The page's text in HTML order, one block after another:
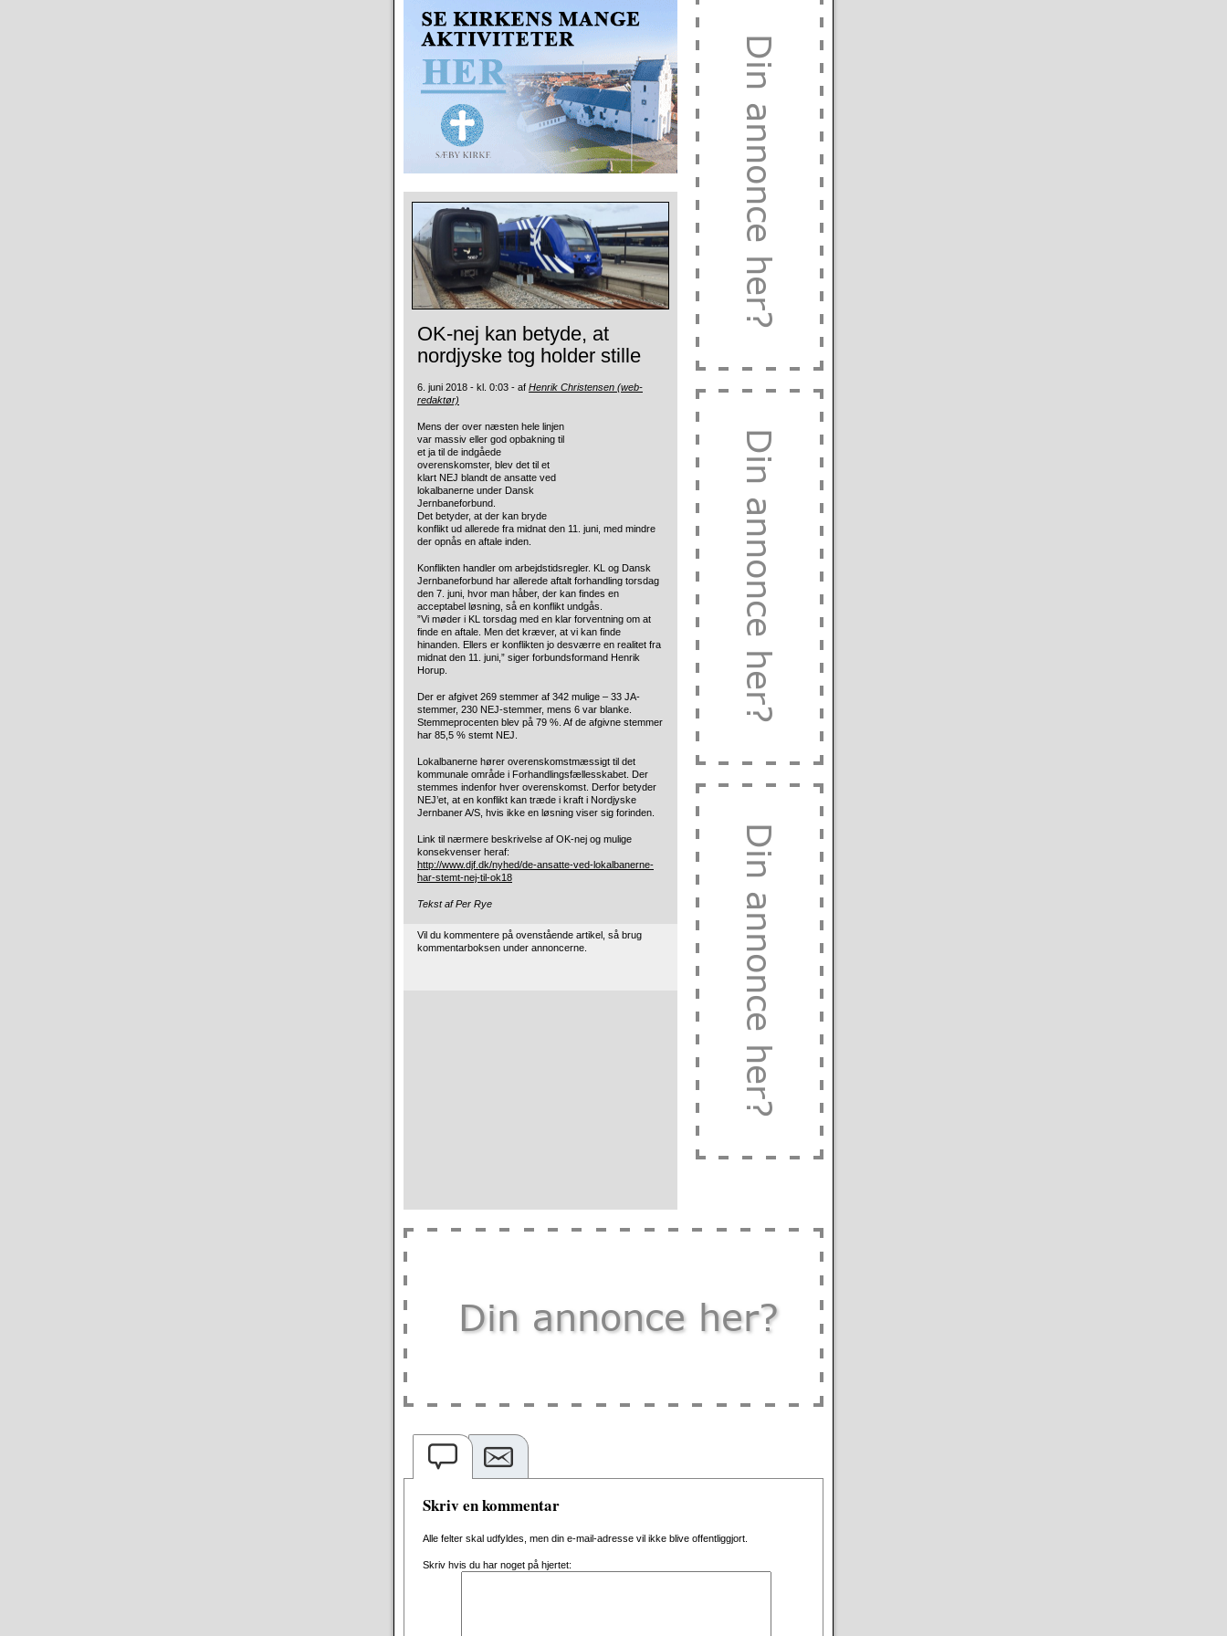
OK-nej kan betyde, at
nordjyske tog holder stille
6. juni 2018 - kl. 0:03 - af Henrik Christensen (web-
redaktør)
Mens der over næsten hele linjen
var massiv eller god opbakning til
et ja til de indgåede
overenskomster, blev det til et
klart NEJ blandt de ansatte ved
lokalbanerne under Dansk
Jernbaneforbund.
Det betyder, at der kan bryde
konflikt ud allerede fra midnat den 11. juni, med mindre
der opnås en aftale inden.
Konflikten handler om arbejdstidsregler. KL og Dansk
Jernbaneforbund har allerede aftalt forhandling torsdag
den 7. juni, hvor man håber, der kan findes en
acceptabel løsning, så en konflikt undgås.
”Vi møder i KL torsdag med en klar forventning om at
finde en aftale. Men det kræver, at vi kan finde
hinanden. Ellers er konflikten jo desværre en realitet fra
midnat den 11. juni,” siger forbundsformand Henrik
Horup.
Der er afgivet 269 stemmer af 342 mulige – 33 JA-
stemmer, 230 NEJ-stemmer, mens 6 var blanke.
Stemmeprocenten blev på 79 %. Af de afgivne stemmer
har 85,5 % stemt NEJ.
Lokalbanerne hører overenskomstmæssigt til det
kommunale område i Forhandlingsfællesskabet. Der
stemmes indenfor hver overenskomst. Derfor betyder
NEJ’et, at en konflikt kan træde i kraft i Nordjyske
Jernbaner A/S, hvis ikke en løsning viser sig forinden.
Link til nærmere beskrivelse af OK-nej og mulige
konsekvenser heraf:
http://www.djf.dk/nyhed/de-ansatte-ved-lokalbanerne-
har-stemt-nej-til-ok18
Tekst af Per Rye
Vil du kommentere på ovenstående artikel, så brug
kommentarboksen under annoncerne.
Skriv en kommentar
Alle felter skal udfyldes, men din e-mail-adresse vil ikke blive offentliggjort.
Skriv hvis du har noget på hjertet: